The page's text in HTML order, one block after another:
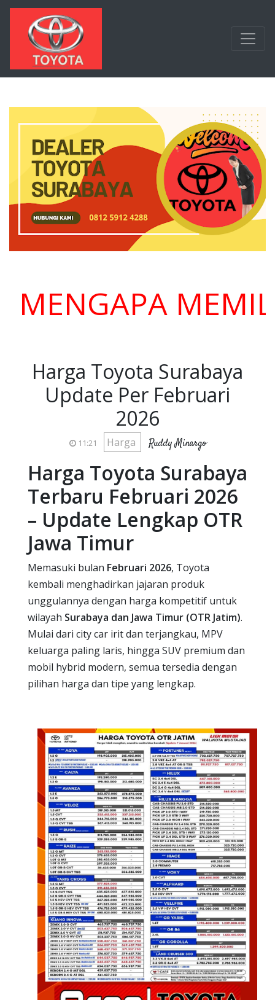
Langsung ke konten utama
MEMILIH
Harga Toyota Surabaya
Update Per Februari
2026
11:21 Harga Ruddy Minargo
Harga Toyota Surabaya
Terbaru Februari 2026
– Update Lengkap OTR
Jawa Timur
Memasuki bulan Februari 2026, Toyota
kembali menghadirkan jajaran produk
unggulannya dengan harga kompetitif untuk
wilayah Surabaya dan Jawa Timur (OTR Jatim).
Mulai dari city car irit dan terjangkau, MPV
keluarga paling laris, hingga SUV premium dan
mobil hybrid modern, semua tersedia dengan
pilihan harga dan tipe yang lengkap.